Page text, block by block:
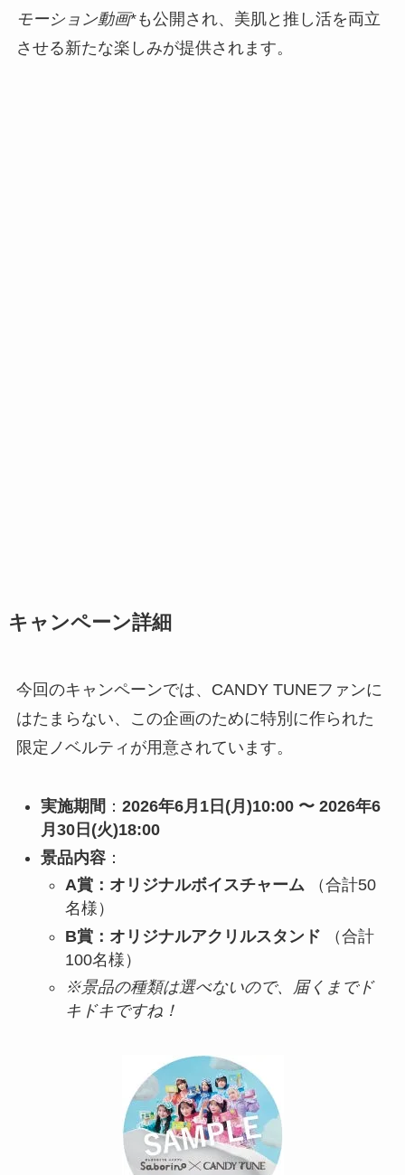
モーション動画*も公開され、美肌と推し活を両立
させる新たな楽しみが提供されます。
キャンペーン詳細
今回のキャンペーンでは、CANDY TUNEファンに
はたまらない、この企画のために特別に作られた
限定ノベルティが用意されています。
実施期間 ： 2026年6月1日(月)10:00 〜 2026年6
月30日(火)18:00
景品内容：
A賞：オリジナルボイスチャーム（合計50
名様）
B賞：オリジナルアクリルスタンド （合計
100名様）
※景品の種類は選べないので、届くまでド
キドキですね！